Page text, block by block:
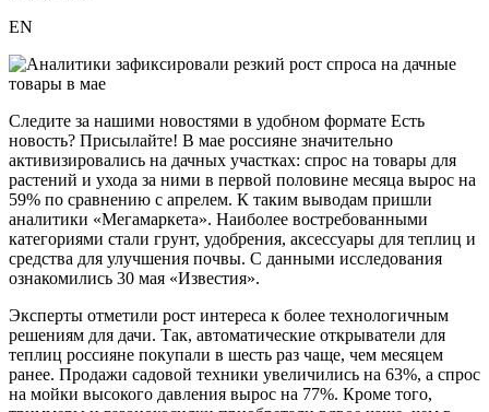
EN
Следите за нашими новостями в удобном формате Есть
новость? Присылайте! В мае россияне значительно
активизировались на дачных участках: спрос на товары для
растений и ухода за ними в первой половине месяца вырос на
59% по сравнению с апрелем. К таким выводам пришли
аналитики «Мегамаркета». Наиболее востребованными
категориями стали грунт, удобрения, аксессуары для теплиц и
средства для улучшения почвы. С данными исследования
ознакомились 30 мая «Известия».
Эксперты отметили рост интереса к более технологичным
решениям для дачи. Так, автоматические открыватели для
теплиц россияне покупали в шесть раз чаще, чем месяцем
ранее. Продажи садовой техники увеличились на 63%, а спрос
на мойки высокого давления вырос на 77%. Кроме того,